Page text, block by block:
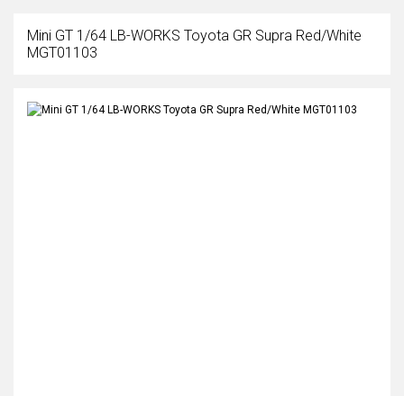
Mini GT 1/64 LB-WORKS Toyota GR Supra Red/White
MGT01103